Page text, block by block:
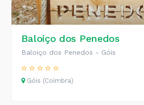
Baloiço dos Penedos
Baloiço dos Penedos - Góis
Góis (Coimbra)